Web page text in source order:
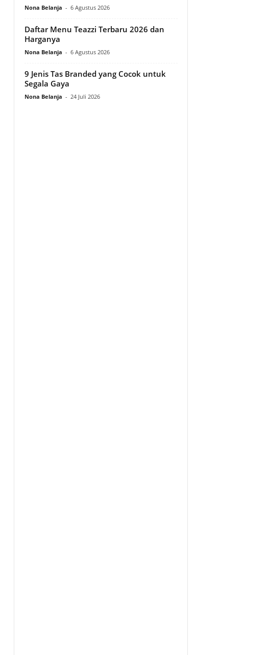
Nona Belanja - 6 Agustus 2026
Daftar Menu Teazzi Terbaru 2026 dan
Harganya
Nona Belanja - 6 Agustus 2026
9 Jenis Tas Branded yang Cocok untuk
Segala Gaya
Nona Belanja - 24 Juli 2026